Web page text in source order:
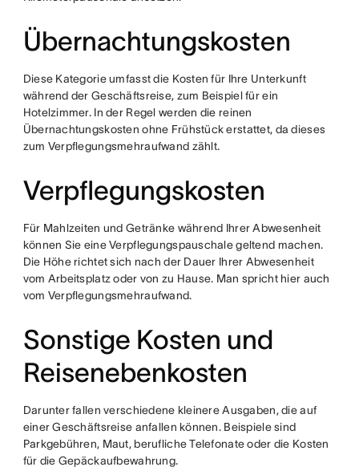
Übernachtungskosten
Diese Kategorie umfasst die Kosten für Ihre Unterkunft
während der Geschäftsreise, zum Beispiel für ein
Hotelzimmer. In der Regel werden die reinen
Übernachtungskosten ohne Frühstück erstattet, da dieses
zum Verpflegungsmehraufwand zählt.
Verpflegungskosten
Für Mahlzeiten und Getränke während Ihrer Abwesenheit
können Sie eine Verpflegungspauschale geltend machen.
Die Höhe richtet sich nach der Dauer Ihrer Abwesenheit
vom Arbeitsplatz oder von zu Hause. Man spricht hier auch
vom Verpflegungsmehraufwand.
Sonstige Kosten und
Reisenebenkosten
Darunter fallen verschiedene kleinere Ausgaben, die auf
einer Geschäftsreise anfallen können. Beispiele sind
Parkgebühren, Maut, berufliche Telefonate oder die Kosten
für die Gepäckaufbewahrung.